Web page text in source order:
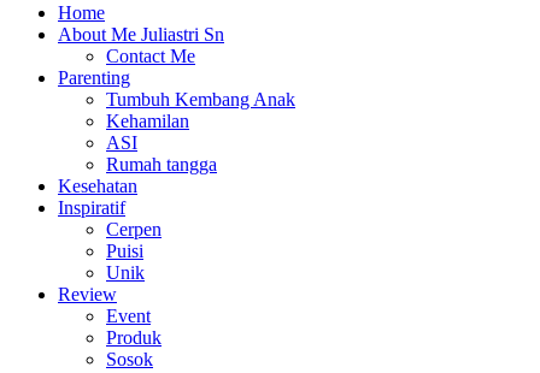
Home
About Me Juliastri Sn
Contact Me
Parenting
Tumbuh Kembang Anak
Kehamilan
ASI
Rumah tangga
Kesehatan
Inspiratif
Cerpen
Puisi
Unik
Review
Event
Produk
Sosok